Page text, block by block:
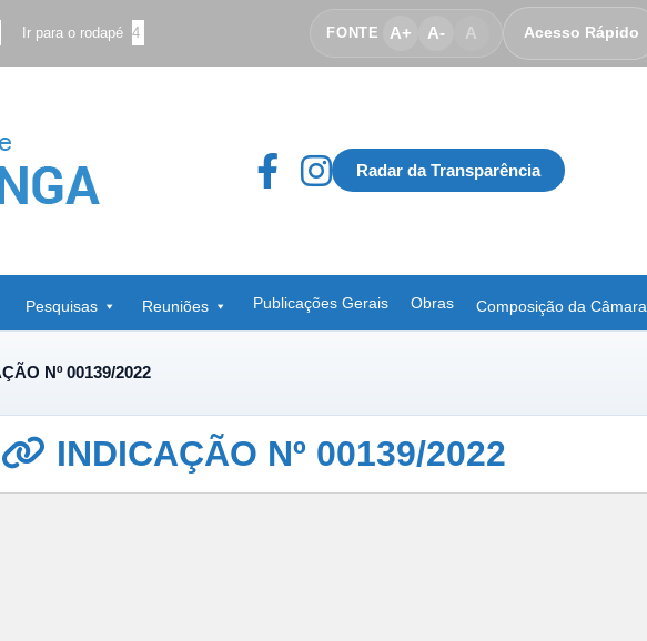
Ir para o rodapé 4 FONTE A+ A- A Acesso Rápido
Radar da Transparência
Pesquisas Reuniões Publicações Gerais Obras Composição da Câmara
Nº 00139/2022
INDICAÇÃO Nº 00139/2022